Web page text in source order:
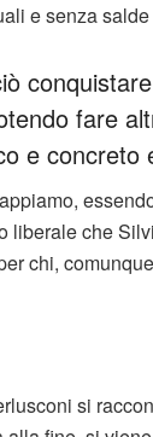
e senza
fare
e concreto
liberale che
chi,
si